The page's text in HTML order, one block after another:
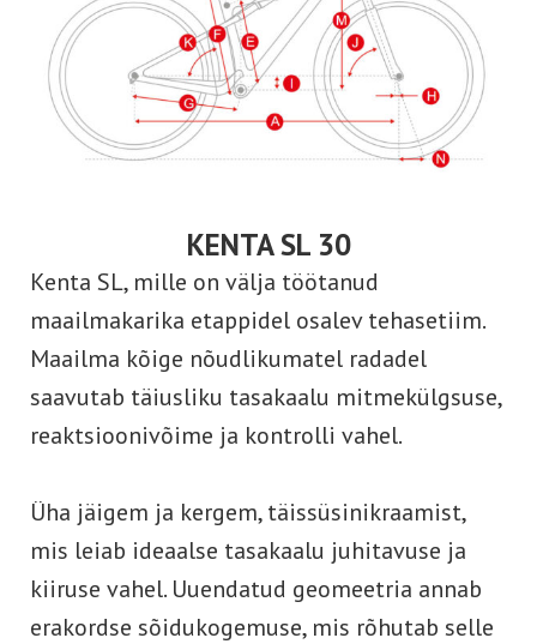
KENTA SL 30
Kenta SL, mille on välja töötanud
maailmakarika etappidel osalev tehasetiim.
Maailma kõige nõudlikumatel radadel
saavutab täiusliku tasakaalu mitmekülgsuse,
reaktsioonivõime ja kontrolli vahel.
Üha jäigem ja kergem, täissüsinikraamist,
mis leiab ideaalse tasakaalu juhitavuse ja
kiiruse vahel. Uuendatud geomeetria annab
erakordse sõidukogemuse, mis rõhutab selle